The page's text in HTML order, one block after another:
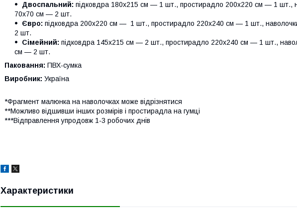
Двоспальний: підковдра 180х215 см — 1 шт., простирадло 200х220 см — 1 шт.,
70х70 см — 2 шт.
Євро: підковдра 200х220 см — 1 шт., простирадло 220х240 см — 1 шт.,
2 шт.
Сімейний: підковдра 145х215 см — 2 шт., простирадло 220х240 см — 1 шт.,
см — 2 шт.
Паковання: ПВХ-сумка
Виробник: Україна
*Фрагмент малюнка на наволочках може відрізнятися
**Можливо відшивши інших розмірів і простирадла на гумці
***Відправлення упродовж 1-3 робочих днів
Характеристики